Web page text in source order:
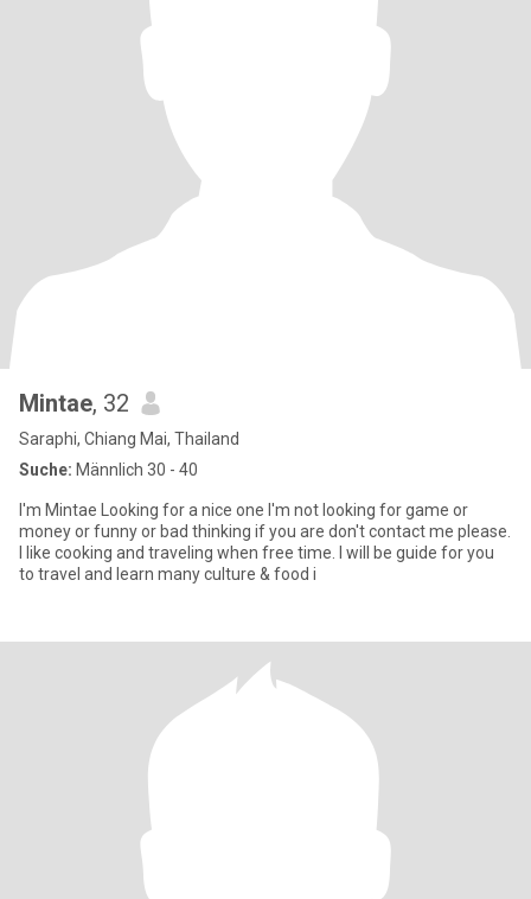
Mintae, 32
Saraphi, Chiang Mai, Thailand
Suche: Männlich 30 - 40
I'm Mintae Looking for a nice one I'm not looking for game or
money or funny or bad thinking if you are don't contact me please.
I like cooking and traveling when free time. I will be guide for you
to travel and learn many culture & food i